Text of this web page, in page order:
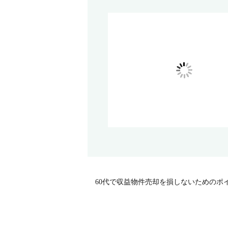
60代で収益物件売却を損しないためのポ